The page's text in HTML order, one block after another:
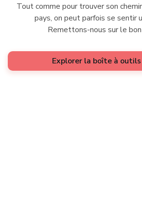
Tout comme pour trouver son
pays, on peut parfois se sentir
Remettons-nous sur le bon
Explorer la boîte à